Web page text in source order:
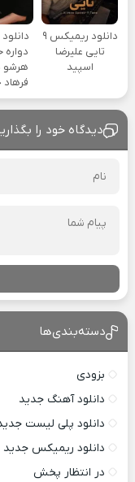
دانلود ریمیکس ۹
تایی علیرضا
اسپید
هرشو
فرهاد
دیدگاه خود را
دسته‌بندی‌ها
بزودی
دانلود آهنگ جدید
دانلود پلی لیست
دانلود ریمیکس جدید
در انتظار پخش